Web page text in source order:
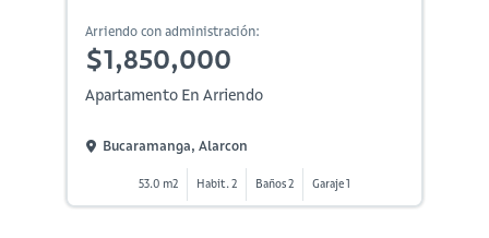
Arriendo con administración:
$1,850,000
Apartamento En Arriendo
Bucaramanga, Alarcon
53.0 m2 Habit. 2 Baños 2 Garaje 1